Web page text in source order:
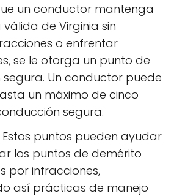
un conductor mantenga
de Virginia sin
o enfrentar
se le otorga un punto de
Un conductor puede
un máximo de cinco
segura.
Estos puntos pueden ayudar
los puntos de demérito
por infracciones,
así prácticas de manejo